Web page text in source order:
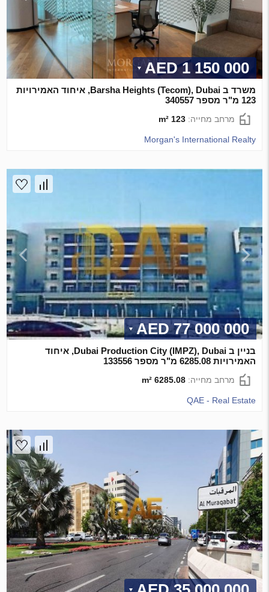
1 150 000 AED
משרד ב Barsha Heights (Tecom), Dubai, איחוד האמירויות
123 מ"ר מספר 340557
מרחב מחייה:123 m²
Morgan's International Realty
77 000 000 AED
בניין ב Dubai Production City (IMPZ), Dubai, איחוד
האמירויות 6285.08 מ"ר מספר 133556
מרחב מחייה:6285.08 m²
QAE - Real Estate